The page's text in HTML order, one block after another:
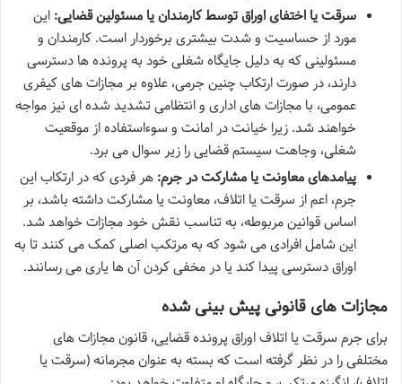
سرقت یا اختفای اوراق توسط کارمندان یا مسئولین قضایی: این
مورد از حساسیت و شدت بیشتری برخوردار است. کارمندان و
مسئولینی که به دلیل جایگاه شغلی خود به پرونده ها دسترسی
دارند، در صورت ارتکاب چنین جرمی، علاوه بر مجازات های کیفری
عمومی، با مجازات های اداری و انتظامی تشدید شده ای نیز مواجه
خواهند شد. زیرا خیانت در امانت و سوءاستفاده از موقعیت
شغلی، وجاهت سیستم قضایی را زیر سوال می برد.
پیامدهای معاونت یا مشارکت در جرم: هر فردی که در ارتکاب این
جرم، اعم از سرقت یا اتلاف، معاونت یا مشارکت داشته باشد، بر
اساس قوانین مربوطه، به تناسب نقش خود مجازات خواهد شد.
این شامل افرادی می شود که به مرتکب اصلی کمک می کنند تا به
اوراق دسترسی پیدا کند یا در مخفی کردن آن ها یاری می رسانند.
مجازات های قانونی پیش بینی شده
برای جرم سرقت یا اتلاف اوراق پرونده قضایی، قانون مجازات های
مختلفی را در نظر گرفته است که بسته به عنوان مجرمانه (سرقت یا